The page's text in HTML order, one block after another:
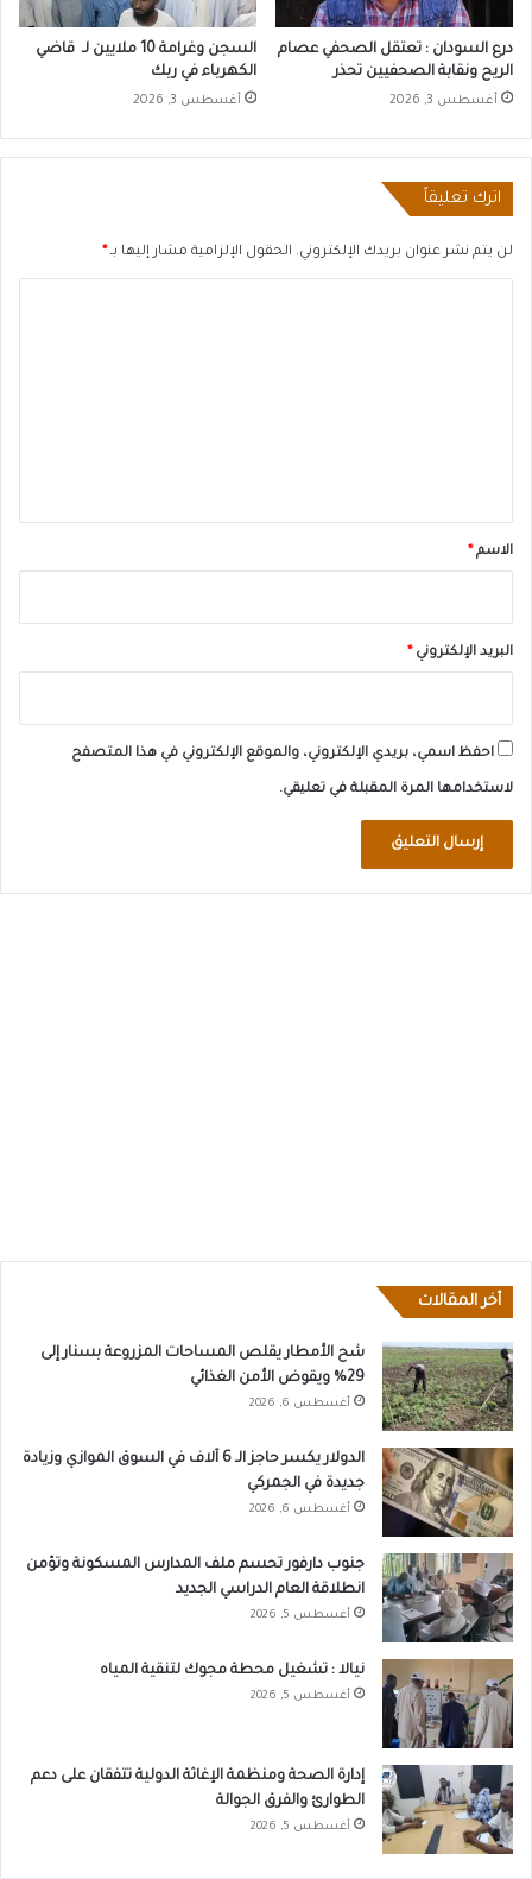
درع السودان : تعتقل الصحفي عصام
الريح ونقابة الصحفيين تحذر
أغسطس 3, 2026
السجن وغرامة 10 ملايين لـ قاضي
الكهرباء في ربك
أغسطس 3, 2026
اترك تعليقاً
لن يتم نشر عنوان بريدك الإلكتروني. الحقول الإلزامية مشار إليها بـ*
*الاسم*
البريد الإلكتروني*
احفظ اسمي، بريدي الإلكتروني، والموقع الإلكتروني في هذا المتصفح
لاستخدامها المرة المقبلة في تعليقي.
أخر المقالات
شح الأمطار يقلص المساحات المزروعة بسنار إلى
29% ويقوض الأمن الغذائي
أغسطس 6, 2026
الدولار يكسر حاجز الـ 6 آلاف في السوق الموازي وزيادة
جديدة في الجمركي
أغسطس 6, 2026
جنوب دارفور تحسم ملف المدارس المسكونة وتؤمن
انطلاقة العام الدراسي الجديد
أغسطس 5, 2026
نيالا : تشغيل محطة مجوك لتنقية المياه
أغسطس 5, 2026
إدارة الصحة ومنظمة الإغاثة الدولية تتفقان على دعم
الطوارئ والفرق الجوالة
أغسطس 5, 2026